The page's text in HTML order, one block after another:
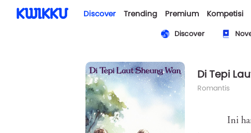
Discover Trending Premium Kompetisi
Discover
Di Tepi
Romantis
Ini